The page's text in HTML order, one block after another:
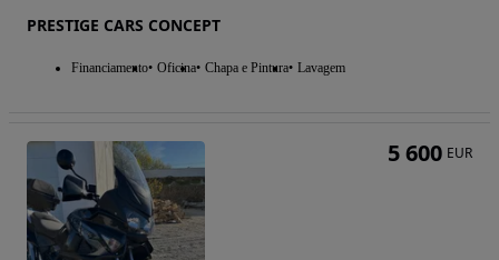
PRESTIGE CARS CONCEPT
Financiamento Oficina Chapa e Pintura Lavagem
5 600 EUR